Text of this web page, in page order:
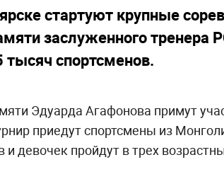
стартуют крупные
заслуженного
тысяч спортсменов.
Эдуарда Агафонова примут
приедут спортсмены из
девочек пройдут в трех